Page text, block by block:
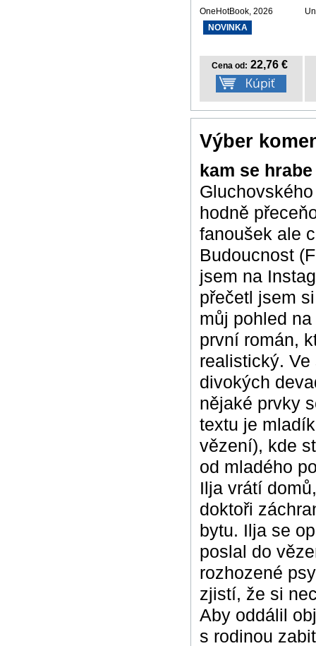
OneHotBook, 2026
NOVINKA
Cena od: 22,76 €
Výber
kam se
hodně
fanoušek ale
Budoucnost
jsem na
přečetl jsem
můj pohled
první román,
realistický.
divokých
nějaké prvky
textu je
vězení), kde
od mladého
Ilja vrátí
doktoři
bytu. Ilja se
poslal do
rozhozené
zjistí, že si
Aby oddálil
s rodinou